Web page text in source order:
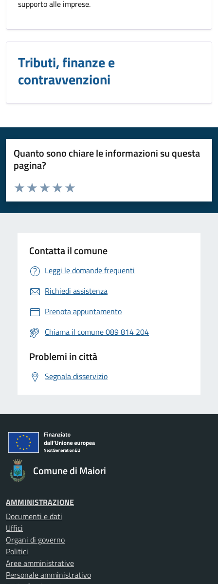
supporto alle imprese.
Tributi, finanze e
contravvenzioni
Quanto sono chiare le informazioni su questa
pagina?
Valuta da 1 a 5 stelle la pagina
Valuta 5 stelle su 5
Valuta 4 stelle su 5
Valuta 3 stelle su 5
Valuta 2 stelle su 5
Valuta 1 stelle su 5
Contatta il comune
Leggi le domande frequenti
Richiedi assistenza
Prenota appuntamento
Chiama il comune 089 814 204
Problemi in città
Segnala disservizio
Comune di Maiori
AMMINISTRAZIONE
Documenti e dati
Uffici
Organi di governo
Politici
Aree amministrative
Personale amministrativo